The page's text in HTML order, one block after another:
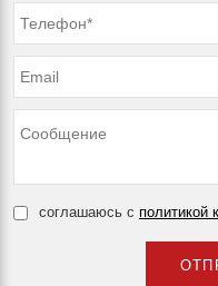
соглашаюсь с политикой